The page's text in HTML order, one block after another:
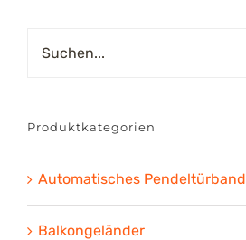
Produktkategorien
Automatisches Pendeltürband
Balkongeländer